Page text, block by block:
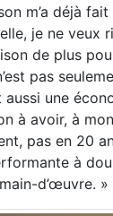
m’a déjà fait
je ne veux
de plus
pas
une
à avoir, à
pas en 20
à
d’œuvre. »